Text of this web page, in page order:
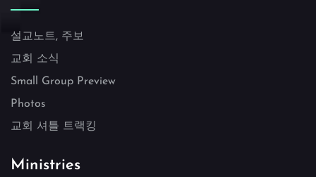
설교노트, 주보
교회 소식
Small Group Preview
Photos
교회 셔틀 트랙킹
Ministries